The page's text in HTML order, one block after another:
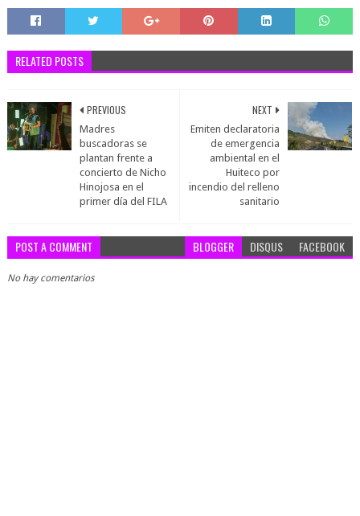
RELATED POSTS
NEXT
Emiten declaratoria
de emergencia
ambiental en el
Huiteco por
incendio del relleno
sanitario
PREVIOUS
Madres
buscadoras se
plantan frente a
concierto de Nicho
Hinojosa en el
primer día del FILA
POST A COMMENT BLOGGER DISQUS FACEBOOK
No hay comentarios